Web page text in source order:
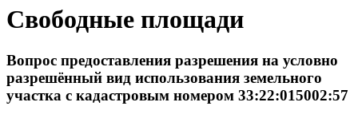
Свободные площади
Вопрос предоставления разрешения на условно
разрешённый вид использования земельного
участка с кадастровым номером 33:22:015002:57